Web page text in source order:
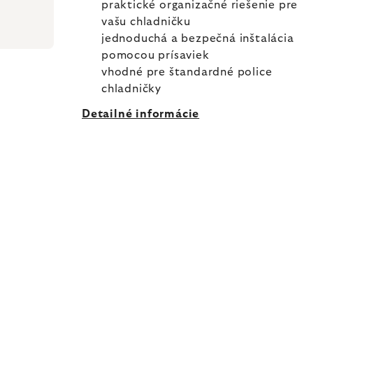
praktické organizačné riešenie pre
vašu chladničku
jednoduchá a bezpečná inštalácia
pomocou prísaviek
vhodné pre štandardné police
chladničky
Detailné informácie